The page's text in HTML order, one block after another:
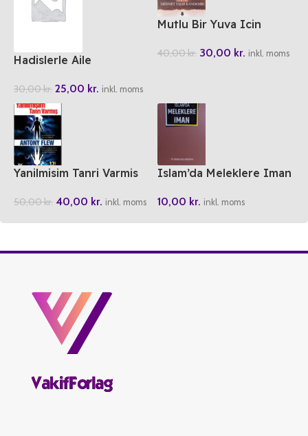
Hadislerle Aile
30,00kr. 25,00 kr. inkl. moms
Mutlu Bir Yuva Icin
40,00kr. 30,00 kr. inkl. moms
Yanilmisim Tanri Varmis
50,00kr. 40,00 kr. inkl. moms
Islam’da Meleklere Iman
10,00 kr. inkl. moms